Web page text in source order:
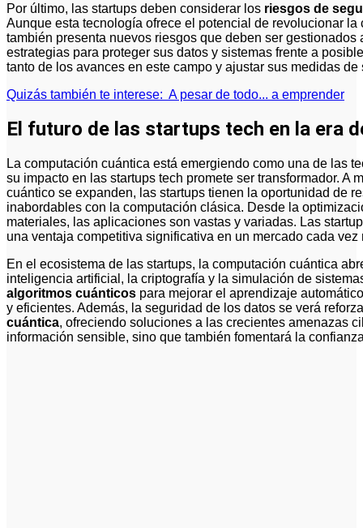
Por último, las startups deben considerar los riesgos de
Aunque esta tecnología ofrece el potencial de revolucionar
también presenta nuevos riesgos que deben ser
estrategias para proteger sus datos y sistemas frente a
tanto de los avances en este campo y ajustar sus medidas
Quizás también te interese: A pesar de todo... a emprender
El futuro de las startups tech en la era
La computación cuántica está emergiendo como una de las
su impacto en las startups tech promete ser transformador. A
cuántico se expanden, las startups tienen la oportunidad de
inabordables con la computación clásica. Desde la
materiales, las aplicaciones son vastas y variadas. Las
una ventaja competitiva significativa en un mercado cada vez
En el ecosistema de las startups, la computación cuántica
inteligencia artificial, la criptografía y la simulación de
algoritmos cuánticos para mejorar el aprendizaje
y eficientes. Además, la seguridad de los datos se verá
cuántica, ofreciendo soluciones a las crecientes amenazas
información sensible, sino que también fomentará la